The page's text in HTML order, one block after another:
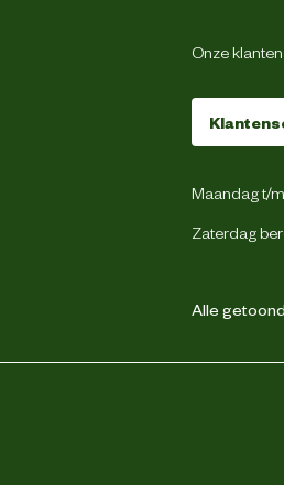
Onze
Maandag t/
Zaterdag
Alle